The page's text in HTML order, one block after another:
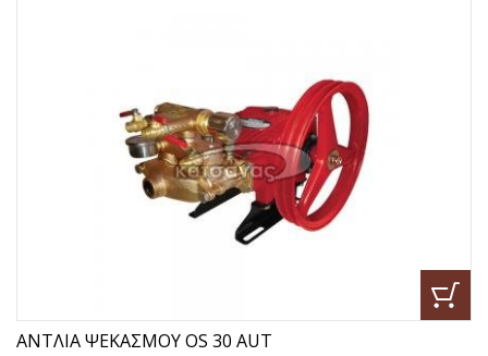
ΑΝΤΛΙΑ ΨΕΚΑΣΜΟΥ OS 30 AUT